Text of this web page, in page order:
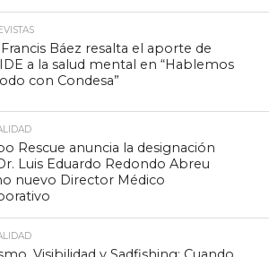
Francis Báez resalta el aporte de
a la salud mental en “Hablemos
con Condesa”
Rescue anuncia la designación
Luis Eduardo Redondo Abreu
nuevo Director Médico